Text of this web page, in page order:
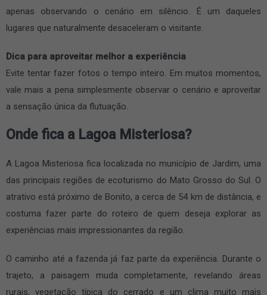
apenas observando o cenário em silêncio. É um daqueles
lugares que naturalmente desaceleram o visitante.
Dica para aproveitar melhor a experiência
Evite tentar fazer fotos o tempo inteiro. Em muitos momentos,
vale mais a pena simplesmente observar o cenário e aproveitar
a sensação única da flutuação.
Onde fica a Lagoa Misteriosa?
A Lagoa Misteriosa fica localizada no município de Jardim, uma
das principais regiões de ecoturismo do Mato Grosso do Sul. O
atrativo está próximo de Bonito, a cerca de 54 km de distância, e
costuma fazer parte do roteiro de quem deseja explorar as
experiências mais impressionantes da região.
O caminho até a fazenda já faz parte da experiência. Durante o
trajeto, a paisagem muda completamente, revelando áreas
rurais, vegetação típica do cerrado e um clima muito mais